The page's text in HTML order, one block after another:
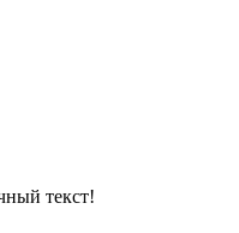
текст!